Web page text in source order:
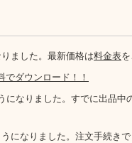
ました。最新価格は料金表
ダウンロード！！
なりました。すでに出品中
になりました。注文手続き